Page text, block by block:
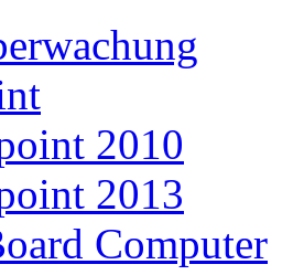
2010
2013
Computer